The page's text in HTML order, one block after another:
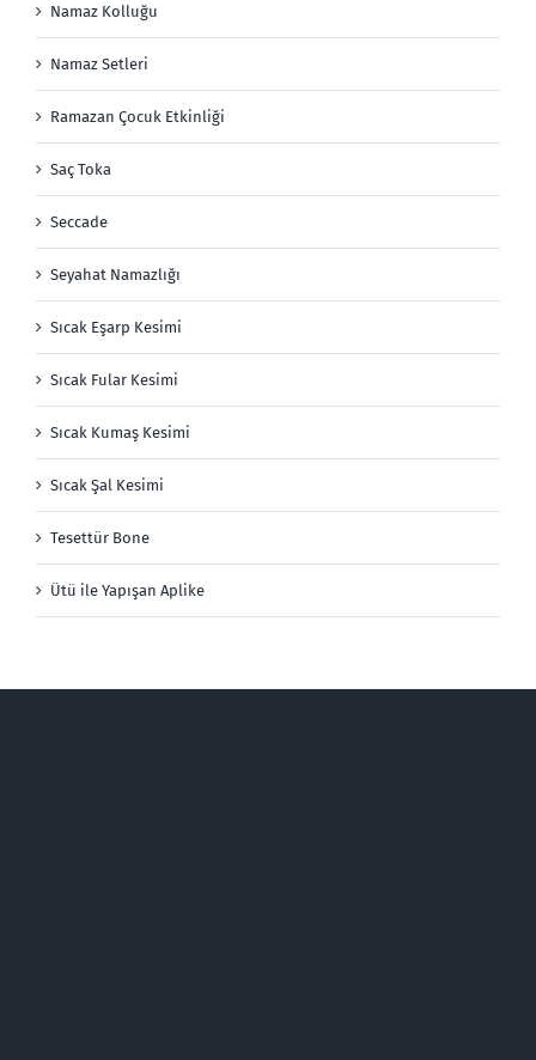
Namaz Kolluğu
Namaz Setleri
Ramazan Çocuk Etkinliği
Saç Toka
Seccade
Seyahat Namazlığı
Sıcak Eşarp Kesimi
Sıcak Fular Kesimi
Sıcak Kumaş Kesimi
Sıcak Şal Kesimi
Tesettür Bone
Ütü ile Yapışan Aplike